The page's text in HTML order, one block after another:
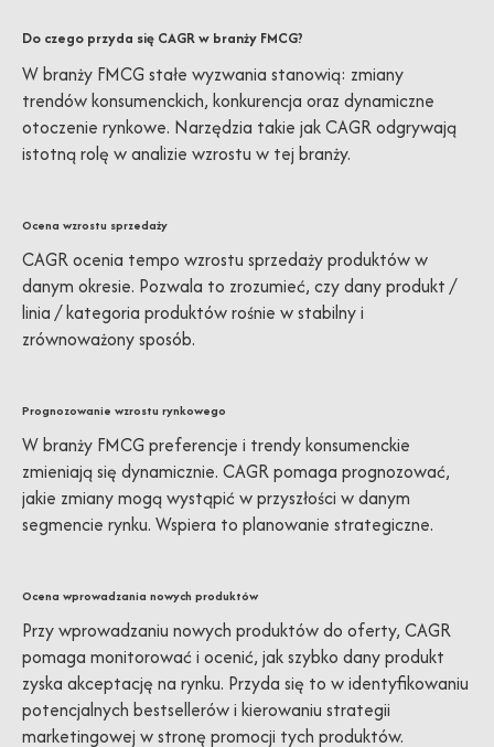
Do czego przyda się CAGR w branży FMCG?
W branży FMCG stałe wyzwania stanowią: zmiany
trendów konsumenckich, konkurencja oraz dynamiczne
otoczenie rynkowe. Narzędzia takie jak CAGR odgrywają
istotną rolę w analizie wzrostu w tej branży.
Ocena wzrostu sprzedaży
CAGR ocenia tempo wzrostu sprzedaży produktów w
danym okresie. Pozwala to zrozumieć, czy dany produkt /
linia / kategoria produktów rośnie w stabilny i
zrównoważony sposób.
Prognozowanie wzrostu rynkowego
W branży FMCG preferencje i trendy konsumenckie
zmieniają się dynamicznie. CAGR pomaga prognozować,
jakie zmiany mogą wystąpić w przyszłości w danym
segmencie rynku. Wspiera to planowanie strategiczne.
Ocena wprowadzania nowych produktów
Przy wprowadzaniu nowych produktów do oferty, CAGR
pomaga monitorować i ocenić, jak szybko dany produkt
zyska akceptację na rynku. Przyda się to w identyfikowaniu
potencjalnych bestsellerów i kierowaniu strategii
marketingowej w stronę promocji tych produktów.